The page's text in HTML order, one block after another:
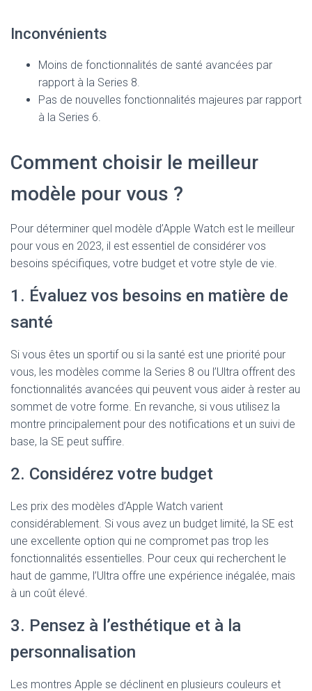
Inconvénients
Moins de fonctionnalités de santé avancées par
rapport à la Series 8.
Pas de nouvelles fonctionnalités majeures par rapport
à la Series 6.
Comment choisir le meilleur
modèle pour vous ?
Pour déterminer quel modèle d’Apple Watch est le meilleur
pour vous en 2023, il est essentiel de considérer vos
besoins spécifiques, votre budget et votre style de vie.
1. Évaluez vos besoins en matière de
santé
Si vous êtes un sportif ou si la santé est une priorité pour
vous, les modèles comme la Series 8 ou l’Ultra offrent des
fonctionnalités avancées qui peuvent vous aider à rester au
sommet de votre forme. En revanche, si vous utilisez la
montre principalement pour des notifications et un suivi de
base, la SE peut suffire.
2. Considérez votre budget
Les prix des modèles d’Apple Watch varient
considérablement. Si vous avez un budget limité, la SE est
une excellente option qui ne compromet pas trop les
fonctionnalités essentielles. Pour ceux qui recherchent le
haut de gamme, l’Ultra offre une expérience inégalée, mais
à un coût élevé.
3. Pensez à l’esthétique et à la
personnalisation
Les montres Apple se déclinent en plusieurs couleurs et